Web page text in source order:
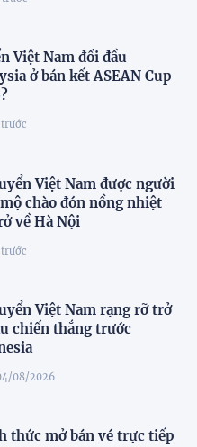
Việt Nam đối đầu
ở bán kết ASEAN Cup
trước
Việt Nam được người
chào đón nồng nhiệt
về Hà Nội
trước
Việt Nam rạng rỡ trở
chiến thắng trước
08/2026
thức mở bán vé trực tiếp